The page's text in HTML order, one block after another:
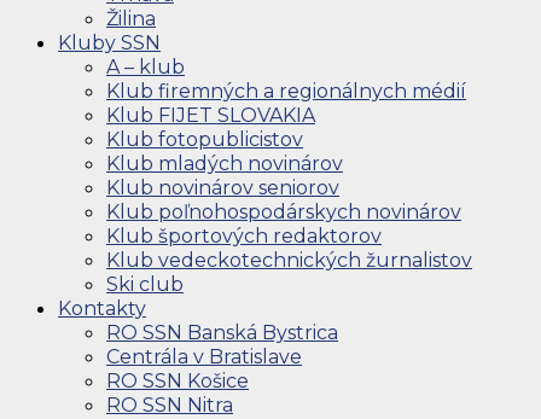
Žilina
Kluby SSN
A – klub
Klub firemných a regionálnych médií
Klub FIJET SLOVAKIA
Klub fotopublicistov
Klub mladých novinárov
Klub novinárov seniorov
Klub poľnohospodárskych novinárov
Klub športových redaktorov
Klub vedeckotechnických žurnalistov
Ski club
Kontakty
RO SSN Banská Bystrica
Centrála v Bratislave
RO SSN Košice
RO SSN Nitra